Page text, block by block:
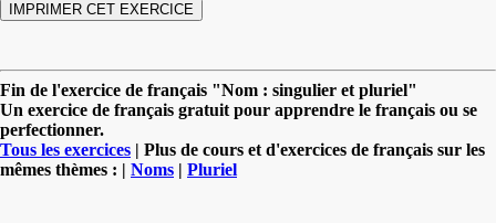
Fin de l'exercice de français "Nom : singulier et pluriel"
Un exercice de français gratuit pour apprendre le français ou se
perfectionner.
Tous les exercices | Plus de cours et d'exercices de français sur les
mêmes thèmes : | Noms | Pluriel